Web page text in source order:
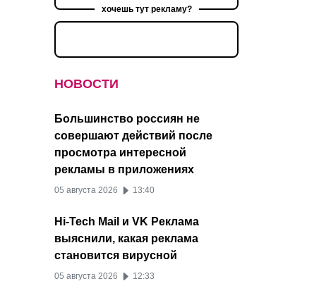
хочешь тут рекламу?
НОВОСТИ
Большинство россиян не
совершают действий после
просмотра интересной
рекламы в приложениях
05 августа 2026 13:40
Hi-Tech Mail и VK Реклама
выяснили, какая реклама
становится вирусной
05 августа 2026 12:33